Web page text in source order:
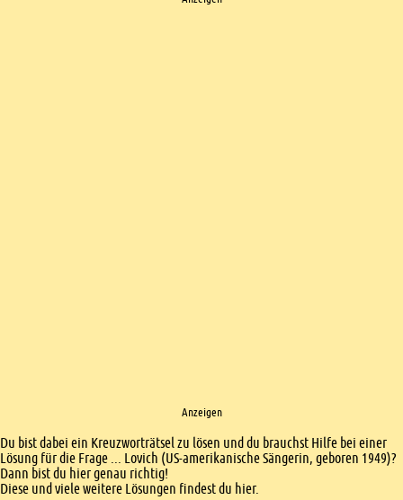
Anzeigen
Einleitung
Du bist dabei ein Kreuzworträtsel zu lösen und du brauchst Hilfe bei einer
Lösung für die Frage ... Lovich (US-amerikanische Sängerin, geboren 1949)?
Dann bist du hier genau richtig!
Diese und viele weitere Lösungen findest du hier.